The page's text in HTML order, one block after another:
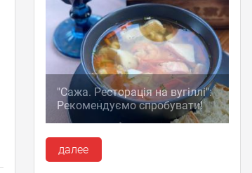
"Сажа. Ресторація на вугіллі":
Рекомендуємо спробувати!
далее